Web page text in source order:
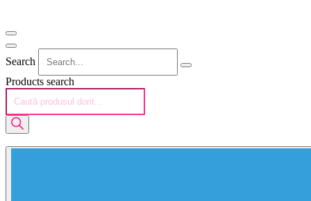
Search
Products search